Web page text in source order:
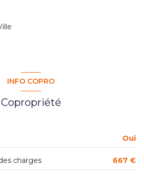
INFO COPRO
Copropriété
Oui
charges 667 €